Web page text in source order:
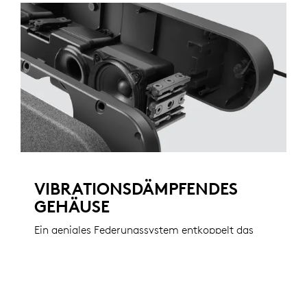
VIBRATIONSDÄMPFENDES
GEHÄUSE
Ein geniales Federungssystem entkoppelt das